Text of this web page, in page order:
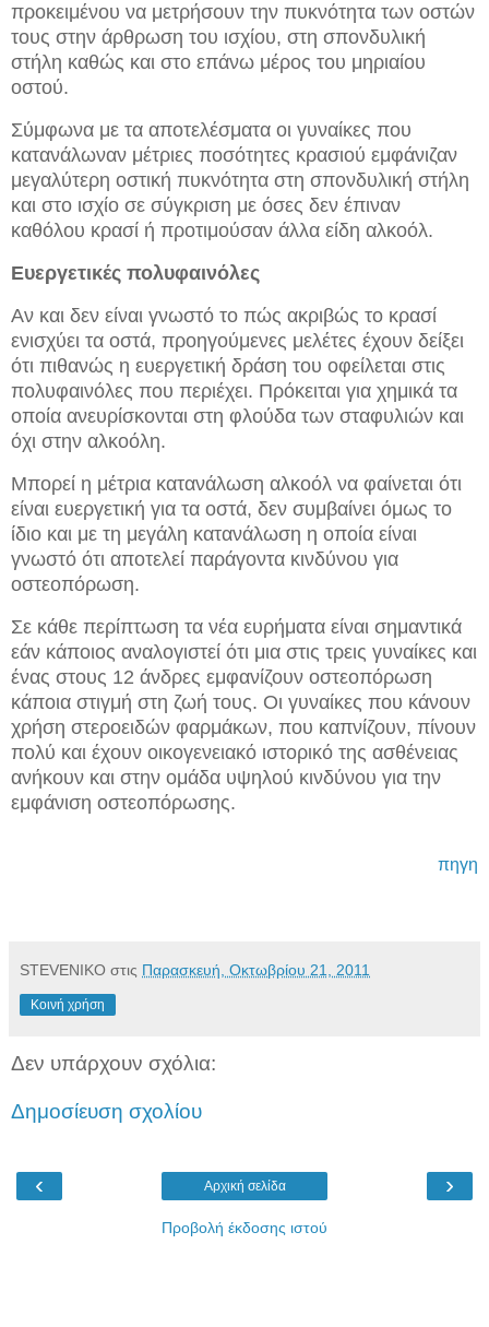
προκειμένου να μετρήσουν την πυκνότητα των οστών
τους στην άρθρωση του ισχίου, στη σπονδυλική
στήλη καθώς και στο επάνω μέρος του μηριαίου
οστού.
Σύμφωνα με τα αποτελέσματα οι γυναίκες που
κατανάλωναν μέτριες ποσότητες κρασιού εμφάνιζαν
μεγαλύτερη οστική πυκνότητα στη σπονδυλική στήλη
και στο ισχίο σε σύγκριση με όσες δεν έπιναν
καθόλου κρασί ή προτιμούσαν άλλα είδη αλκοόλ.
Ευεργετικές πολυφαινόλες
Αν και δεν είναι γνωστό το πώς ακριβώς το κρασί
ενισχύει τα οστά, προηγούμενες μελέτες έχουν δείξει
ότι πιθανώς η ευεργετική δράση του οφείλεται στις
πολυφαινόλες που περιέχει. Πρόκειται για χημικά τα
οποία ανευρίσκονται στη φλούδα των σταφυλιών και
όχι στην αλκοόλη.
Μπορεί η μέτρια κατανάλωση αλκοόλ να φαίνεται ότι
είναι ευεργετική για τα οστά, δεν συμβαίνει όμως το
ίδιο και με τη μεγάλη κατανάλωση η οποία είναι
γνωστό ότι αποτελεί παράγοντα κινδύνου για
οστεοπόρωση.
Σε κάθε περίπτωση τα νέα ευρήματα είναι σημαντικά
εάν κάποιος αναλογιστεί ότι μια στις τρεις γυναίκες και
ένας στους 12 άνδρες εμφανίζουν οστεοπόρωση
κάποια στιγμή στη ζωή τους. Οι γυναίκες που κάνουν
χρήση στεροειδών φαρμάκων, που καπνίζουν, πίνουν
πολύ και έχουν οικογενειακό ιστορικό της ασθένειας
ανήκουν και στην ομάδα υψηλού κινδύνου για την
εμφάνιση οστεοπόρωσης.
πηγη
STEVENIKO στις Παρασκευή, Οκτωβρίου 21, 2011
Κοινή χρήση
Δεν υπάρχουν σχόλια:
Δημοσίευση σχολίου
‹ ›
Αρχική σελίδα
Προβολή έκδοσης ιστού